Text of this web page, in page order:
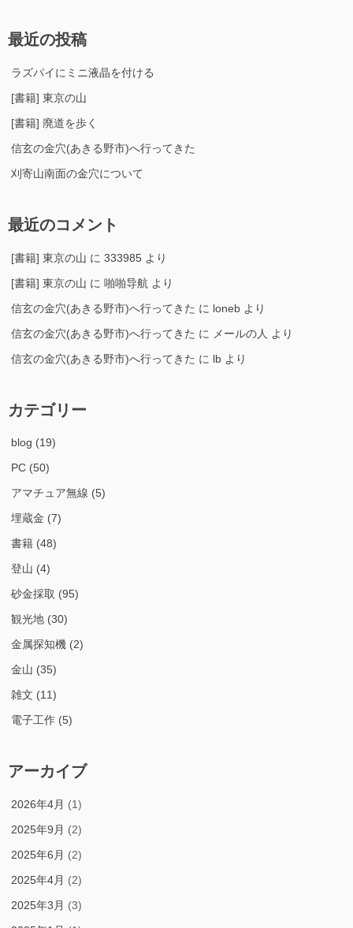
最近の投稿
ラズパイにミニ液晶を付ける
[書籍] 東京の山
[書籍] 廃道を歩く
信玄の金穴(あきる野市)へ行ってきた
刈寄山南面の金穴について
最近のコメント
[書籍] 東京の山 に 333985 より
[書籍] 東京の山 に 啪啪导航 より
信玄の金穴(あきる野市)へ行ってきた に loneb より
信玄の金穴(あきる野市)へ行ってきた に メールの人 より
信玄の金穴(あきる野市)へ行ってきた に lb より
カテゴリー
blog (19)
PC (50)
アマチュア無線 (5)
埋蔵金 (7)
書籍 (48)
登山 (4)
砂金採取 (95)
観光地 (30)
金属探知機 (2)
金山 (35)
雑文 (11)
電子工作 (5)
アーカイブ
2026年4月 (1)
2025年9月 (2)
2025年6月 (2)
2025年4月 (2)
2025年3月 (3)